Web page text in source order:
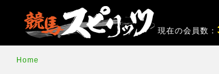
現在の会員数：
Home